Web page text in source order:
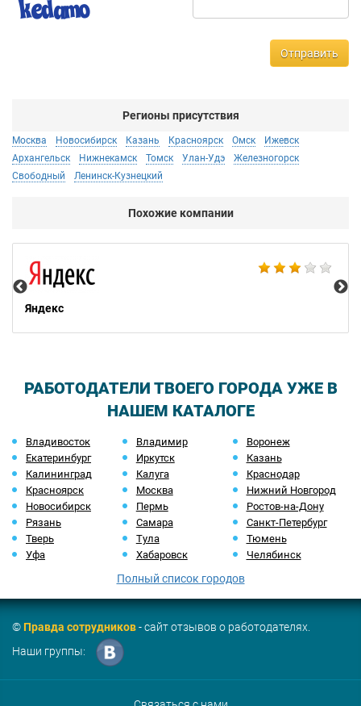
Отправить
Регионы присутствия
Москва Новосибирск Казань Красноярск Омск
Ижевск
Архангельск
Нижнекамск Томск Улан-Удэ
Железногорск
Свободный
Ленинск-Кузнецкий
Похожие компании
Яндекс
РАБОТОДАТЕЛИ ТВОЕГО ГОРОДА УЖЕ В
НАШЕМ КАТАЛОГЕ
Владивосток Владимир
Воронеж
Екатеринбург
Иркутск
Казань
Калининград
Калуга
Краснодар
Красноярск
Москва
Нижний Новгород
Новосибирск
Пермь
Ростов-на-Дону
Рязань
Самара
Санкт-Петербург
Тверь
Тула
Тюмень
Уфа
Хабаровск Челябинск
Полный список городов
©Правда сотрудников- сайт отзывов о работодателях.
Наши группы: